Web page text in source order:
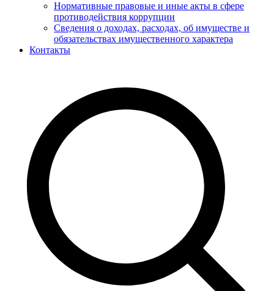
Нормативные правовые и иные акты в сфере
противодействия коррупции
Сведения о доходах, расходах, об имуществе и
обязательствах имущественного характера
Контакты